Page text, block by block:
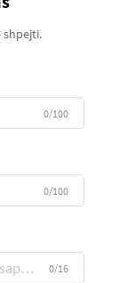
shpejti.
0/100
0/100
0/16